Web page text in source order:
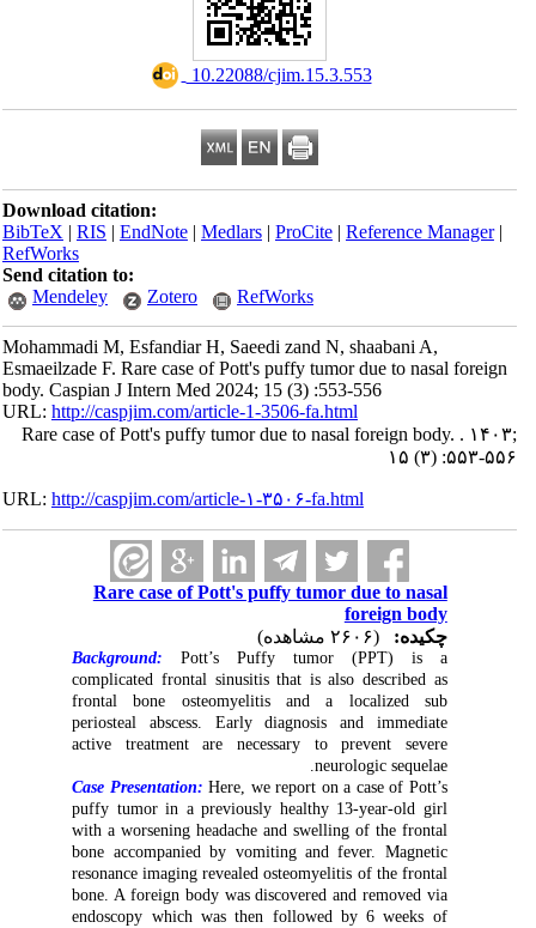
‎ 10.22088/cjim.15.3.553
Download citation:
BibTeX|RIS|EndNote|Medlars|ProCite|Reference Manager
RefWorks
Send citation to:
Mendeley
Zotero RefWorks
Mohammadi M, Esfandiar H, Saeedi zand N, shaabani A,
Esmaeilzade F. Rare case of Pott's puffy tumor due to nasal foreign
body. Caspian J Intern Med 2024; 15 (3) :553-556
URL:http://caspjim.com/article-1-3506-fa.html
Rare case of Pott's puffy tumor due to nasal foreign body. . ۱۴۰۳;
۱۵ (۳) :۵۵۳-۵۵۶
URL:http://caspjim.com/article-۱-۳۵۰۶-fa.html
Rare case of Pott's puffy tumor due to nasal
foreign body
چکیده:
Background:
Pott’s Puffy tumor (PPT) is a
complicated frontal sinusitis that is also described as
frontal bone osteomyelitis and a localized sub
periosteal abscess. Early diagnosis and immediate
active treatment are necessary to prevent severe
neurologic sequelae.
Case Presentation:Here, we report on a case of Pott’s
puffy tumor in a previously healthy 13-year-old girl
with a worsening headache and swelling of the frontal
bone accompanied by vomiting and fever. Magnetic
resonance imaging revealed osteomyelitis of the frontal
bone. A foreign body was discovered and removed via
endoscopy which was then followed by 6 weeks of